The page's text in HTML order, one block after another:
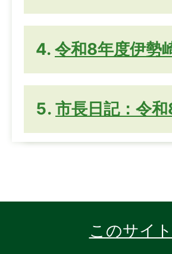
令和8年度伊勢
市長日記：令和
このサイ